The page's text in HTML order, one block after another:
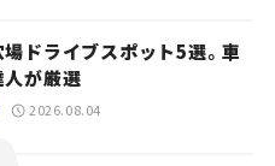
ドライブスポット5選。車
が厳選
2026.08.04